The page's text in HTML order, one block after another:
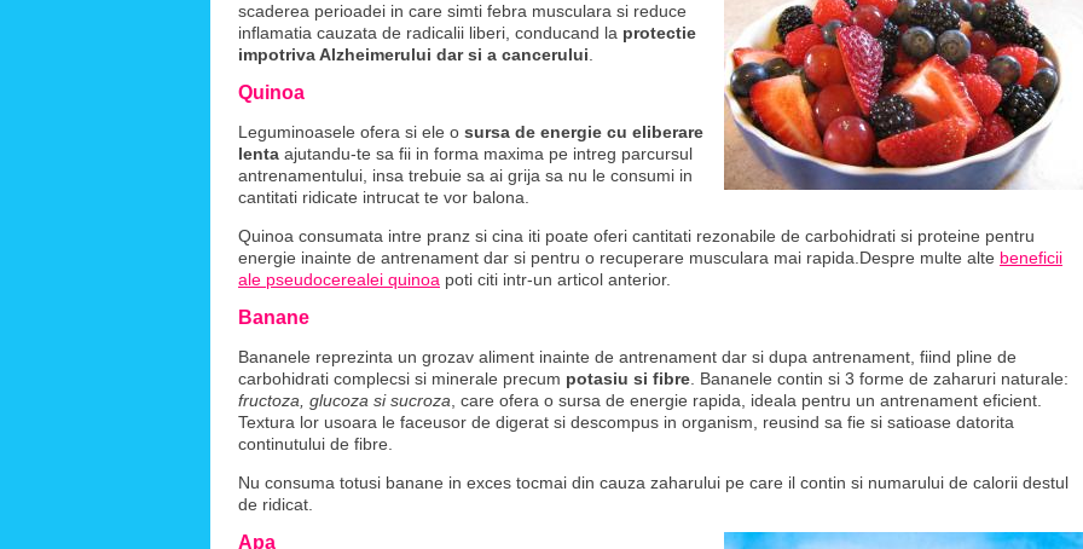
scaderea perioadei in care simti febra musculara si reduce
inflamatia cauzata de radicalii liberi, conducand la protectie
impotriva Alzheimerului dar si a cancerului
Quinoa
Leguminoasele ofera si ele o sursa de energie cu eliberare
lenta ajutandu-te sa fii in forma maxima pe intreg parcursul
antrenamentului, insa trebuie sa ai grija sa nu le consumi in
cantitati ridicate intrucat te vor balona.
Quinoa consumata intre pranz si cina iti poate oferi cantitati rezonabile de carbohidrati si proteine pentru
energie inainte de antrenament dar si pentru o recuperare musculara mai rapida.Despre multe alte beneficii
ale pseudocerealei quinoa poti citi intr-un articol anterior.
Banane
Bananele reprezinta un grozav aliment inainte de antrenament dar si dupa antrenament, fiind pline de
carbohidrati complecsi si minerale precum potasiu si fibre . Bananele contin si 3 forme de zaharuri naturale:
fructoza, glucoza si sucroza , care ofera o sursa de energie rapida, ideala pentru un antrenament eficient.
Textura lor usoara le faceusor de digerat si descompus in organism, reusind sa fie si satioase datorita
continutului de fibre.
Nu consuma totusi banane in exces tocmai din cauza zaharului pe care il contin si numarului de calorii destul
de ridicat.
Apa